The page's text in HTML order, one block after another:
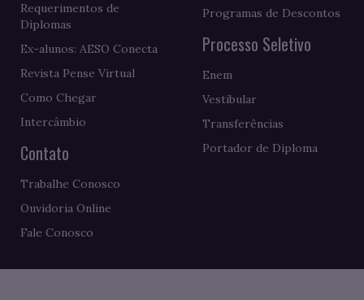
Requerimentos de
Diplomas
Ex-alunos: AESO Conecta
Revista Pense Virtual
Como Chegar
Intercâmbio
Contato
Trabalhe Conosco
Ouvidoria Online
Fale Conosco
Programas de Descontos
Processo Seletivo
Enem
Vestibular
Transferências
Portador de Diploma